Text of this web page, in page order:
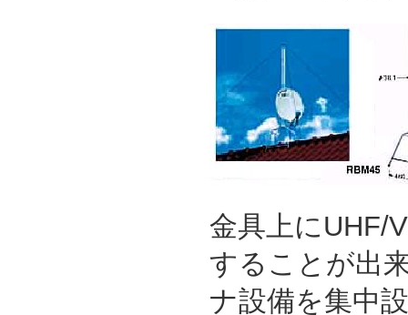
金具上にUHF/
することが出
ナ設備を集中